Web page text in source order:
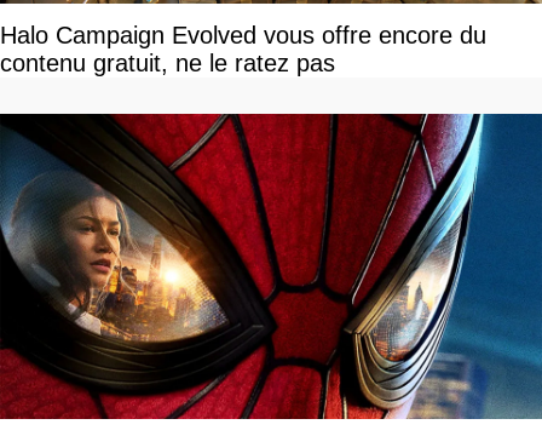
Halo Campaign Evolved vous offre encore du
contenu gratuit, ne le ratez pas